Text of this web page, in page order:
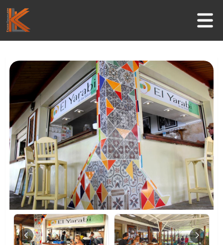
Negocios
Guía Turística
Actividades
Informaciones útiles
Contacto